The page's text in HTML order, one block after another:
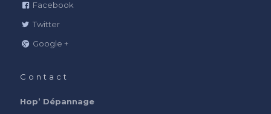
Facebook
Twitter
Google +
Contact
Hop’ Dépannage